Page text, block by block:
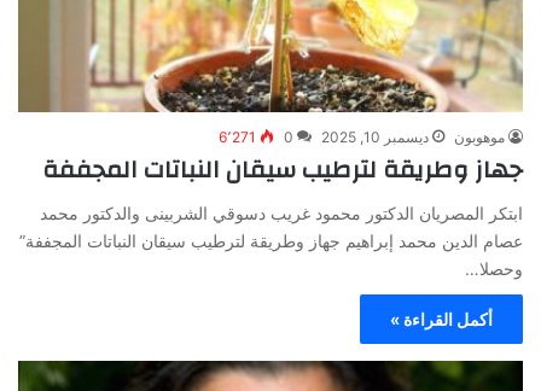
موهوبون ديسمبر 10, 2025 0 6٬271
جهاز وطريقة لترطيب سيقان النباتات المجففة
ابتكر المصريان الدكتور محمود غريب دسوقي الشربينى والدكتور محمد
عصام الدين محمد إبراهيم جهاز وطريقة لترطيب سيقان النباتات المجففة”
وحصلا…
أكمل القراءة »